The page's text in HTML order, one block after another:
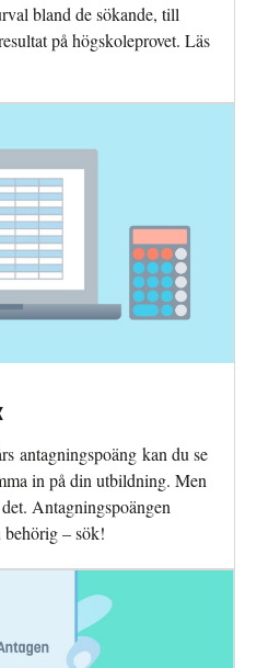
bland de sökande, till
på högskoleprovet. Läs
antagningspoäng kan du se
in på din utbildning. Men
Antagningspoängen
– sök!